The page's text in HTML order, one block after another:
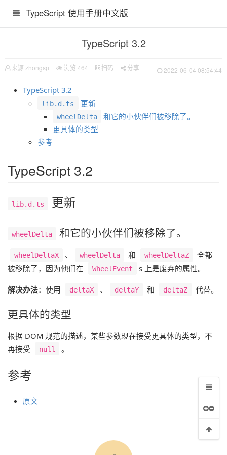
TypeScript 使用手册中文版
TypeScript 3.2
来源 zhongsp 浏览 464 扫码 分享 2022-06-04 08:54:44
TypeScript 3.2
lib.d.ts 更新
wheelDelta
和它的小伙伴们被移除了。
更具体的类型
参考
TypeScript 3.2
lib.d.ts 更新
wheelDelta 和它的小伙伴们被移除了。
wheelDeltaX 、 wheelDelta 和 wheelDeltaZ
全都
被移除了，因为他们在
WheelEvent s 上是废弃的属性。
解决办法：使用 deltaX 、 deltaY 和 deltaZ 代替。
更具体的类型
根据 DOM 规范的描述，某些参数现在接受更具体的类型，不
再接受
null 。
参考
原文